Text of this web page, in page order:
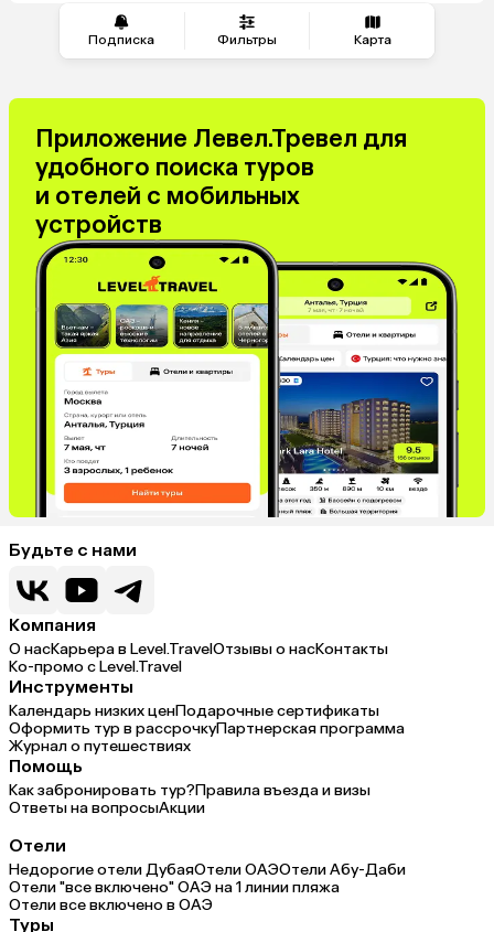
Подписка Фильтры Карта
Приложение Левел.Тревел для
удобного поиска туров
и отелей с мобильных
устройств
Будьте с нами
Компания
О насКарьера в Level.TravelОтзывы о насКонтакты
Ко-промо с Level.Travel
Инструменты
Календарь низких ценПодарочные сертификаты
Оформить тур в рассрочкуПартнерская программа
Журнал о путешествиях
Помощь
Как забронировать тур?Правила въезда и визы
Ответы на вопросыАкции
Отели
Недорогие отели ДубаяОтели ОАЭОтели Абу-Даби
Отели "все включено" ОАЭ на 1 линии пляжа
Отели все включено в ОАЭ
Туры